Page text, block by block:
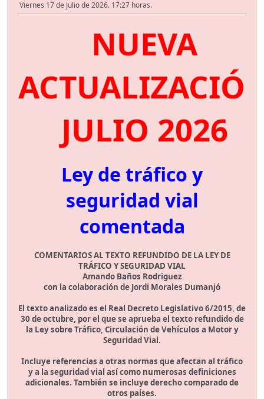
Viernes 17 de Julio de 2026. 17:27 horas.
NUEVA
JULIO 2026
Ley de tráfico y
seguridad vial
comentada
COMENTARIOS AL TEXTO REFUNDIDO DE LA LEY DE
TRÁFICO Y SEGURIDAD VIAL
Amando Baños Rodriguez
con la colaboración de Jordi Morales Dumanjó
El texto analizado es el Real Decreto Legislativo 6/2015, de
30 de octubre, por el que se aprueba el texto refundido de
la Ley sobre Tráfico, Circulación de Vehículos a Motor y
Seguridad Vial.
Incluye referencias a otras normas que afectan al tráfico
y a la seguridad vial así como numerosas definiciones
adicionales. También se incluye derecho comparado de
otros países.